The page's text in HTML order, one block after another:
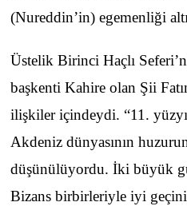
(Nureddin’in) egemenliği
Üstelik Birinci Haçlı
başkenti Kahire olan Şii
ilişkiler içindeydi. “11.
Akdeniz dünyasının
düşünülüyordu. İki büyük
Bizans birbirleriyle iyi